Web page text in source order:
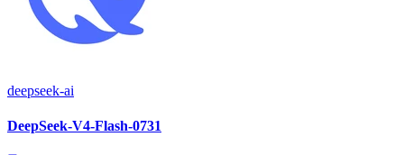
deepseek-ai
DeepSeek-V4-Flash-0731